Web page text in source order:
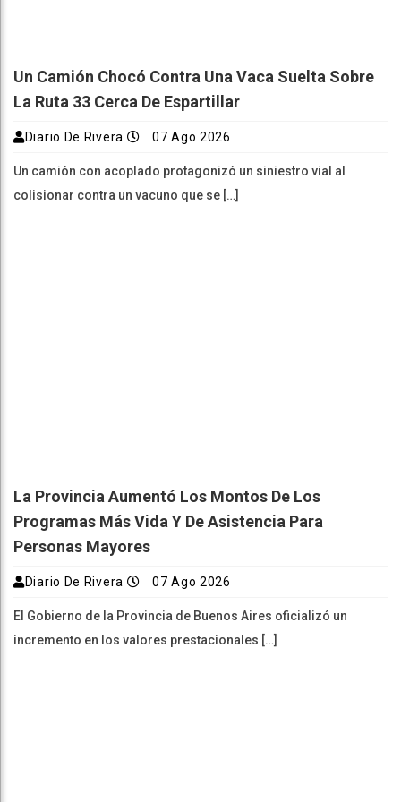
Un Camión Chocó Contra Una Vaca Suelta Sobre
La Ruta 33 Cerca De Espartillar
Diario De Rivera 07 Ago 2026
Un camión con acoplado protagonizó un siniestro vial al
colisionar contra un vacuno que se […]
La Provincia Aumentó Los Montos De Los
Programas Más Vida Y De Asistencia Para
Personas Mayores
Diario De Rivera 07 Ago 2026
El Gobierno de la Provincia de Buenos Aires oficializó un
incremento en los valores prestacionales […]